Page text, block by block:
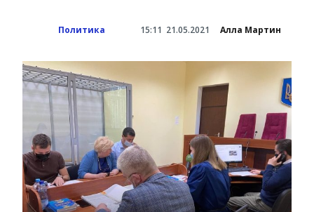
Политика 15:11 21.05.2021 Алла Мартин